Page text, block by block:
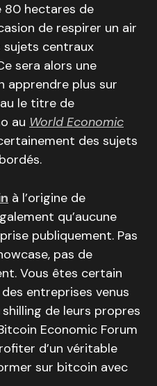
80 hectares de
de respirer un air
sujets centraux
sera alors une
apprendre plus sur
au le titre de
au World Economic
des sujets
à l’origine de
qu’aucune
publiquement. Pas
pas de
Vous êtes certain
entreprises venus
de leurs propres
Economic Forum
d’un véritable
sur bitcoin avec